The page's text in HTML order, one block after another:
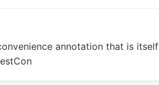
annotation that is